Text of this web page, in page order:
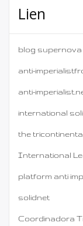
Lien
blog supernova
anti-
anti-
international
the
International
platform anti
solidnet
Coordinadora